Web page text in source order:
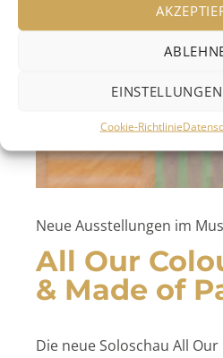
Cookie-Richtlinie
Neue Ausstellungen im
All Our
& Made of
Die neue Soloschau All